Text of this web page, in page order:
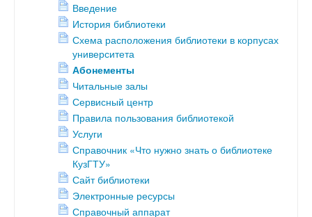
Введение
История библиотеки
Схема расположения библиотеки в корпусах
университета
Абонементы
Читальные залы
Сервисный центр
Правила пользования библиотекой
Услуги
Справочник «Что нужно знать о библиотеке
КузГТУ»
Сайт библиотеки
Электронные ресурсы
Справочный аппарат